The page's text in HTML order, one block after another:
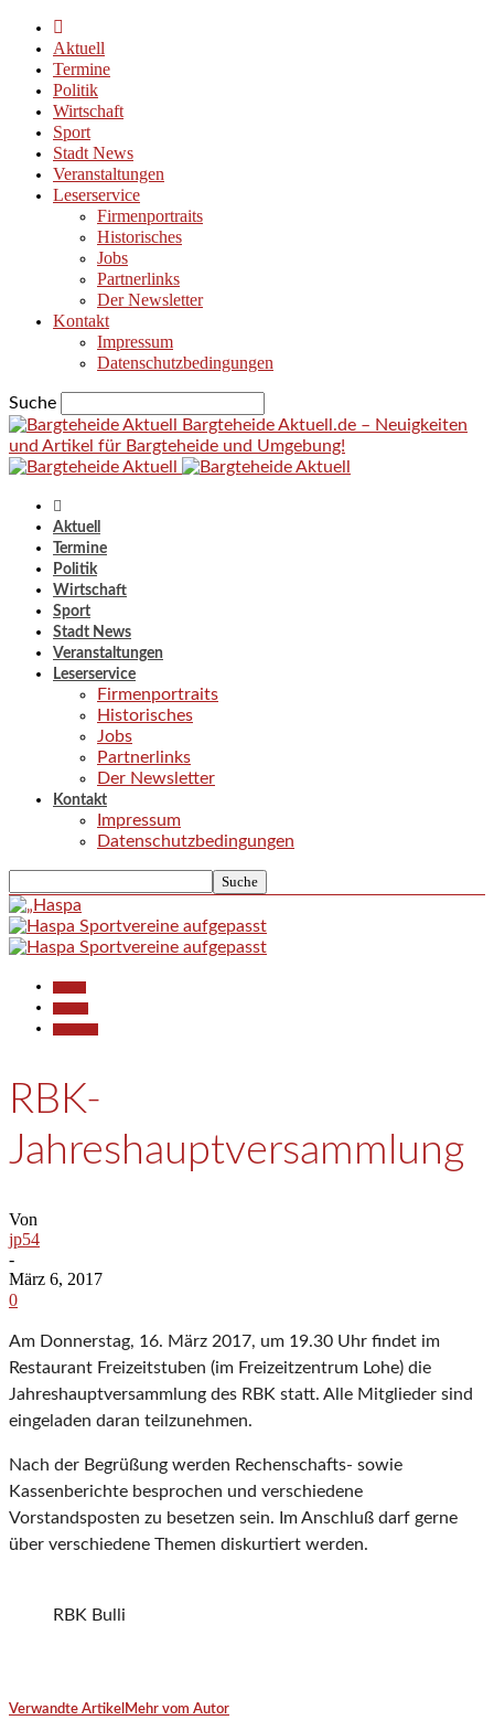
Aktuell
Termine
Politik
Wirtschaft
Sport
Stadt News
Veranstaltungen
Leserservice
Firmenportraits
Historisches
Jobs
Partnerlinks
Der Newsletter
Kontakt
Impressum
Datenschutzbedingungen
Suche
Bargteheide Aktuell.de – Neuigkeiten
und Artikel für Bargteheide und Umgebung!
Aktuell
Termine
Politik
Wirtschaft
Sport
Stadt News
Veranstaltungen
Leserservice
Firmenportraits
Historisches
Jobs
Partnerlinks
Der Newsletter
Kontakt
Impressum
Datenschutzbedingungen
RBK-
Jahreshauptversammlung
Von
jp54
-
März 6, 2017
0
Am Donnerstag, 16. März 2017, um 19.30 Uhr findet im
Restaurant Freizeitstuben (im Freizeitzentrum Lohe) die
Jahreshauptversammlung des RBK statt. Alle Mitglieder sind
eingeladen daran teilzunehmen.
Nach der Begrüßung werden Rechenschafts- sowie
Kassenberichte besprochen und verschiedene
Vorstandsposten zu besetzen sein. Im Anschluß darf gerne
über verschiedene Themen diskurtiert werden.
RBK Bulli
Verwandte Artikel Mehr vom Autor